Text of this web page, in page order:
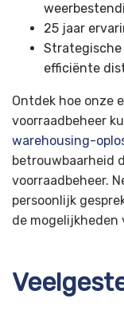
25 jaar
Strategische
efficiënte
Ontdek hoe onze
voorraadbeheer
warehousing-
betrouwbaarheid
voorraadbeheer.
persoonlijk
de mogelijkheden